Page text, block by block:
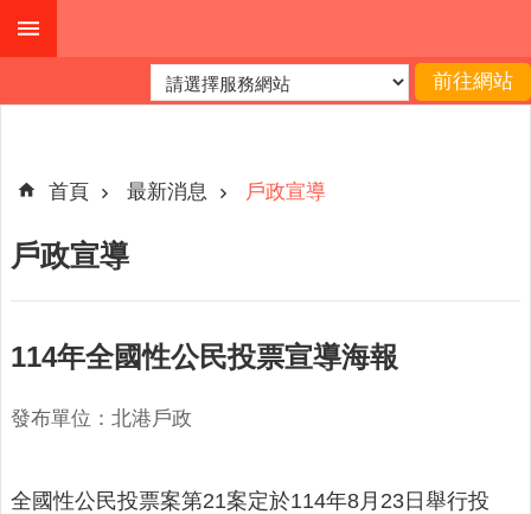
跳到主要內容區塊
階
關
介
便
民
務
首頁 最新消息 戶政宣導
戶政宣導
114年全國性公民投票宣導海報
發布單位：北港戶政
全國性公民投票案第21案定於114年8月23日舉行投